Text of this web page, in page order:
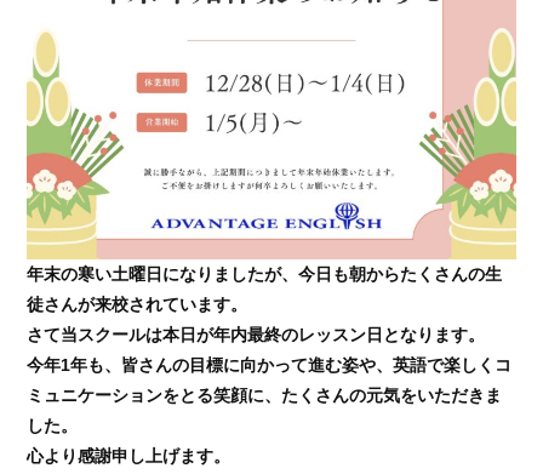
年末の寒い土曜日になりましたが、今日も朝からたくさんの生
徒さんが来校されています。
さて当スクールは本日が年内最終のレッスン日となります。
今年1年も、皆さんの目標に向かって進む姿や、英語で楽しくコ
ミュニケーションをとる笑顔に、たくさんの元気をいただきま
した。
心より感謝申し上げます。